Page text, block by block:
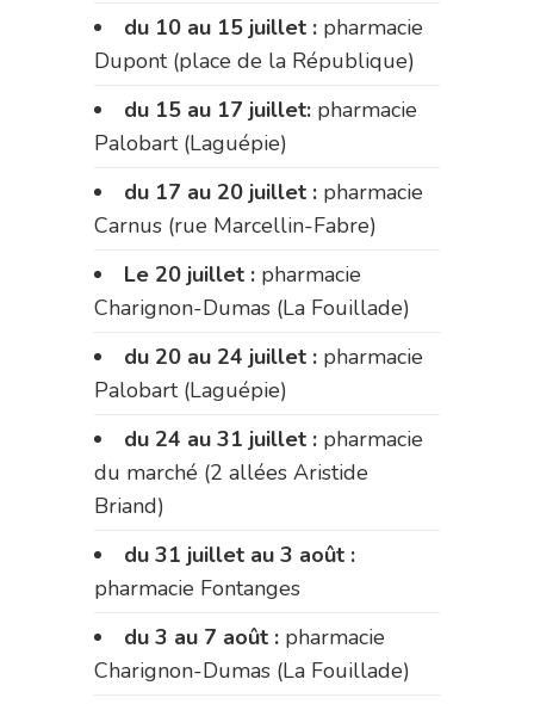
du 10 au 15 juillet : pharmacie
Dupont (place de la République)
du 15 au 17 juillet: pharmacie
Palobart (Laguépie)
du 17 au 20 juillet : pharmacie
Carnus (rue Marcellin-Fabre)
Le 20 juillet : pharmacie
Charignon-Dumas (La Fouillade)
du 20 au 24 juillet : pharmacie
Palobart (Laguépie)
du 24 au 31 juillet : pharmacie
du marché (2 allées Aristide
Briand)
du 31 juillet au 3 août :
pharmacie Fontanges
du 3 au 7 août : pharmacie
Charignon-Dumas (La Fouillade)